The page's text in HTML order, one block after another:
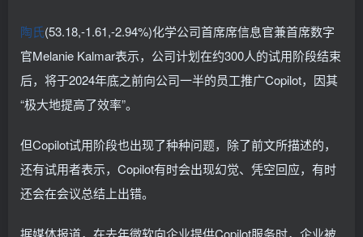
陶氏(53.18,-1.61,-2.94%)化学公司首席席信息官兼首席数字
官Melanie Kalmar表示，公司计划在约300人的试用阶段结束
后，将于2024年底之前向公司一半的员工推广Copilot，因其
“极大地提高了效率”。
但Copilot试用阶段也出现了种种问题，除了前文所描述的，
还有试用者表示，Copilot有时会出现幻觉、凭空回应，有时
还会在会议总结上出错。
据媒体报道，在去年微软向企业提供Copilot服务时，企业被